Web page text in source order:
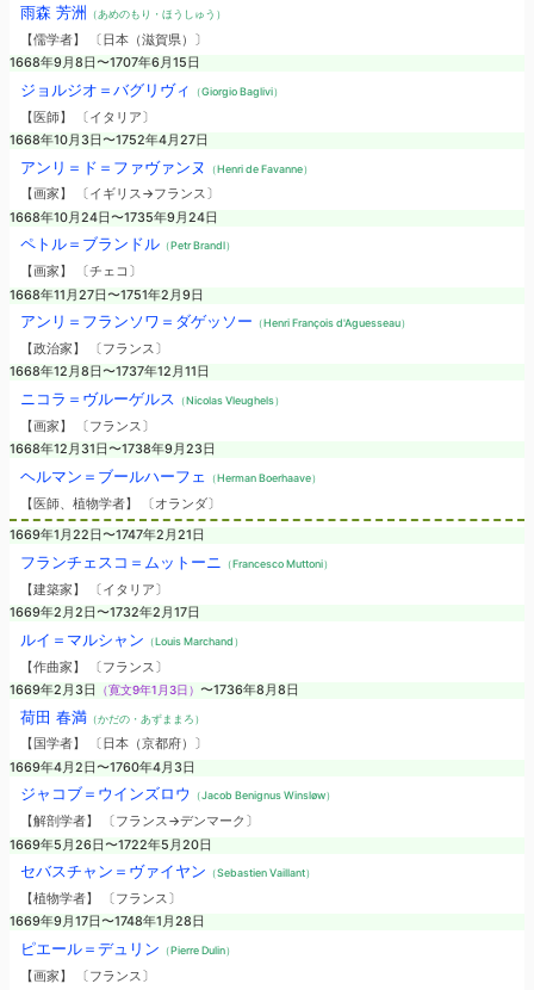
雨森 芳洲 （あめのもり・ほうしゅう）
【儒学者】 〔日本（滋賀県）〕
1668年9月8日〜1707年6月15日
ジョルジオ＝バグリヴィ （Giorgio Baglivi）
【医師】 〔イタリア〕
1668年10月3日〜1752年4月27日
アンリ＝ド＝ファヴァンヌ （Henri de Favanne）
【画家】 〔イギリス→フランス〕
1668年10月24日〜1735年9月24日
ペトル＝ブランドル（Petr Brandl）
【画家】 〔チェコ〕
1668年11月27日〜1751年2月9日
アンリ＝フランソワ＝ダゲッソー （Henri François d'Aguesseau）
【政治家】 〔フランス〕
1668年12月8日〜1737年12月11日
ニコラ＝ヴルーゲルス （Nicolas Vleughels）
【画家】 〔フランス〕
1668年12月31日〜1738年9月23日
ヘルマン＝ブールハーフェ （Herman Boerhaave）
【医師、植物学者】 〔オランダ〕
1669年1月22日〜1747年2月21日
フランチェスコ＝ムットーニ （Francesco Muttoni）
【建築家】 〔イタリア〕
1669年2月2日〜1732年2月17日
ルイ＝マルシャン （Louis Marchand）
【作曲家】 〔フランス〕
1669年2月3日
（寛文9年1月3日） 〜1736年8月8日
荷田 春満（かだの・あずままろ）
【国学者】 〔日本（京都府）〕
1669年4月2日〜1760年4月3日
ジャコブ＝ウインズロウ （Jacob Benignus Winsløw）
【解剖学者】 〔フランス→デンマーク〕
1669年5月26日〜1722年5月20日
セバスチャン＝ヴァイヤン （Sebastien Vaillant）
【植物学者】 〔フランス〕
1669年9月17日〜1748年1月28日
ピエール＝デュリン （Pierre Dulin）
【画家】 〔フランス〕